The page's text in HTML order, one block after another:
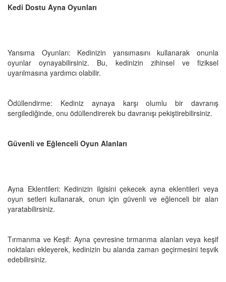
Kedi Dostu Ayna Oyunları
Yansıma Oyunları: Kedinizin yansımasını kullanarak onunla
oyunlar oynayabilirsiniz. Bu, kedinizin zihinsel ve fiziksel
uyarılmasına yardımcı olabilir.
Ödüllendirme: Kediniz aynaya karşı olumlu bir davranış
sergilediğinde, onu ödüllendirerek bu davranışı pekiştirebilirsiniz.
Güvenli ve Eğlenceli Oyun Alanları
Ayna Eklentileri: Kedinizin ilgisini çekecek ayna eklentileri veya
oyun setleri kullanarak, onun için güvenli ve eğlenceli bir alan
yaratabilirsiniz.
Tırmanma ve Keşif: Ayna çevresine tırmanma alanları veya keşif
noktaları ekleyerek, kedinizin bu alanda zaman geçirmesini teşvik
edebilirsiniz.